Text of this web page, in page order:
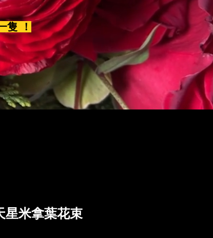
隻 ！
星米拿葉花束